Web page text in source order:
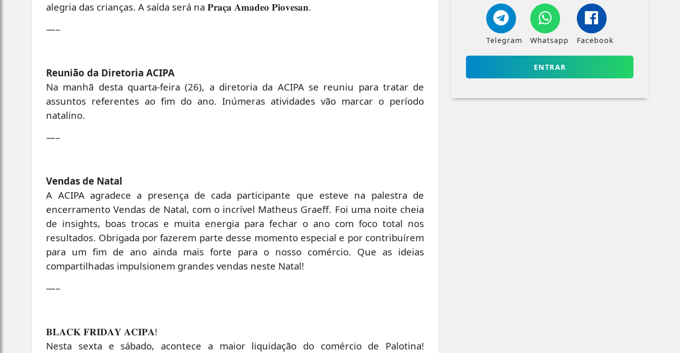
alegria das crianças. A saída será na 𝐏𝐫𝐚𝐜̧𝐚 𝐀𝐦𝐚𝐝𝐞𝐨 𝐏𝐢𝐨𝐯𝐞𝐬𝐚𝐧.
—–
Reunião da Diretoria ACIPA
Na manhã desta quarta-feira (26), a diretoria da ACIPA se reuniu para tratar de
assuntos referentes ao fim do ano. Inúmeras atividades vão marcar o período
natalino.
—–
Vendas de Natal
A ACIPA agradece a presença de cada participante que esteve na palestra de
encerramento Vendas de Natal, com o incrível Matheus Graeff. Foi uma noite cheia
de insights, boas trocas e muita energia para fechar o ano com foco total nos
resultados. Obrigada por fazerem parte desse momento especial e por contribuírem
para um fim de ano ainda mais forte para o nosso comércio. Que as ideias
compartilhadas impulsionem grandes vendas neste Natal!
—–
𝐁𝐋𝐀𝐂𝐊 𝐅𝐑𝐈𝐃𝐀𝐘 𝐀𝐂𝐈𝐏𝐀!
Nesta sexta e sábado, acontece a maior liquidação do comércio de Palotina!
Telegram Whatsapp Facebook
ENTRAR